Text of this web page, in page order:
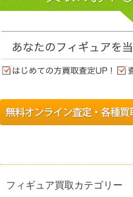
フィギュア買取カテゴリー